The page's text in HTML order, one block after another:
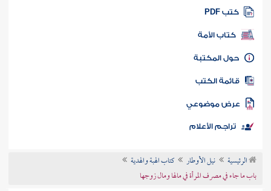
كتب PDF
كتاب الأمة
المكتبة
الكتب
موضوعي
تراجم الأعلام
الرئيسية نيل الأوطار
كتاب الهبة والهدية
باب ما جاء في مصرف المرأة في مالها ومال زوجها